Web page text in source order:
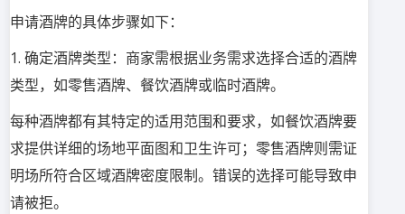
申请酒牌的具体步骤如下：
1. 确定酒牌类型：商家需根据业务需求选择合适的酒牌
类型，如零售酒牌、餐饮酒牌或临时酒牌。
每种酒牌都有其特定的适用范围和要求，如餐饮酒牌要
求提供详细的场地平面图和卫生许可；零售酒牌则需证
明场所符合区域酒牌密度限制。错误的选择可能导致申
请被拒。